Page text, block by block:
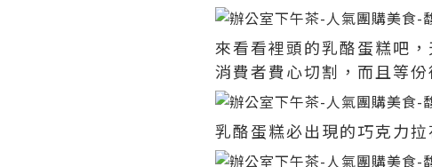
來看看裡頭的乳酪蛋糕吧
消費者費心切割，而且等
乳酪蛋糕必出現的巧克力